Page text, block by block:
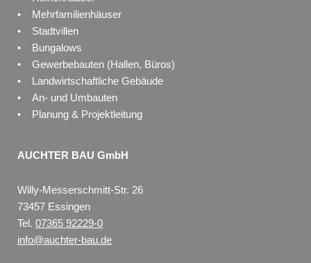
• Mehrfamilienhäuser
• Stadtvillen
• Bungalows
• Gewerbebauten (Hallen, Büros)
• Landwirtschaftliche Gebäude
• An- und Umbauten
• Planung & Projektleitung
AUCHTER BAU GmbH
Willy-Messerschmitt-Str. 26
73457 Essingen
Tel. 07365 92229-0
info@auchter-bau.de